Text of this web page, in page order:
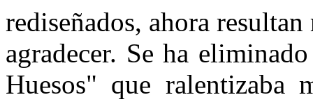
rediseñados, ahora
agradecer. Se ha
Huesos" que ralentizaba